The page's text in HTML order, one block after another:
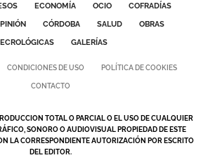
ECONOMÍA OCIO
COFRADÍAS
CÓRDOBA SALUD
OBRAS
GALERÍAS
CONDICIONES DE USO POLÍTICA DE COOKIES
CONTACTO
TOTAL O PARCIAL O EL USO DE CUALQUIER
SONORO O AUDIOVISUAL PROPIEDAD DE ESTE
LA CORRESPONDIENTE AUTORIZACIÓN POR ESCRITO
DEL EDITOR.